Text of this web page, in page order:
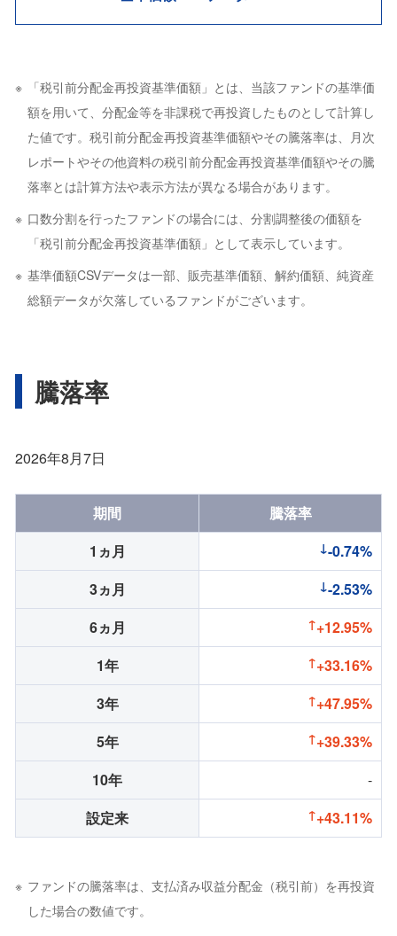
「税引前分配金再投資基準価額」とは、当該ファンドの基準価
額を用いて、分配金等を非課税で再投資したものとして計算し
た値です。税引前分配金再投資基準価額やその騰落率は、月次
レポートやその他資料の税引前分配金再投資基準価額やその騰
落率とは計算方法や表示方法が異なる場合があります。
口数分割を行ったファンドの場合には、分割調整後の価額を
「税引前分配金再投資基準価額」として表示しています。
基準価額CSVデータは一部、販売基準価額、解約価額、純資産
総額データが欠落しているファンドがございます。
騰落率
2026年8月7日
期間
騰落率
1ヵ月
-0.74%
3ヵ月
-2.53%
6ヵ月
+12.95%
1年
+33.16%
3年
+47.95%
5年
+39.33%
10年
-
設定来
+43.11%
ファンドの騰落率は、支払済み収益分配金（税引前）を再投資
した場合の数値です。